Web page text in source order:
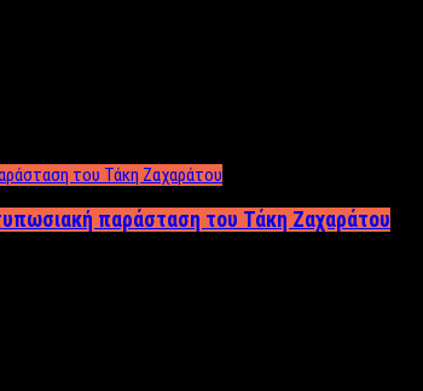
παράσταση του Τάκη Ζαχαράτου